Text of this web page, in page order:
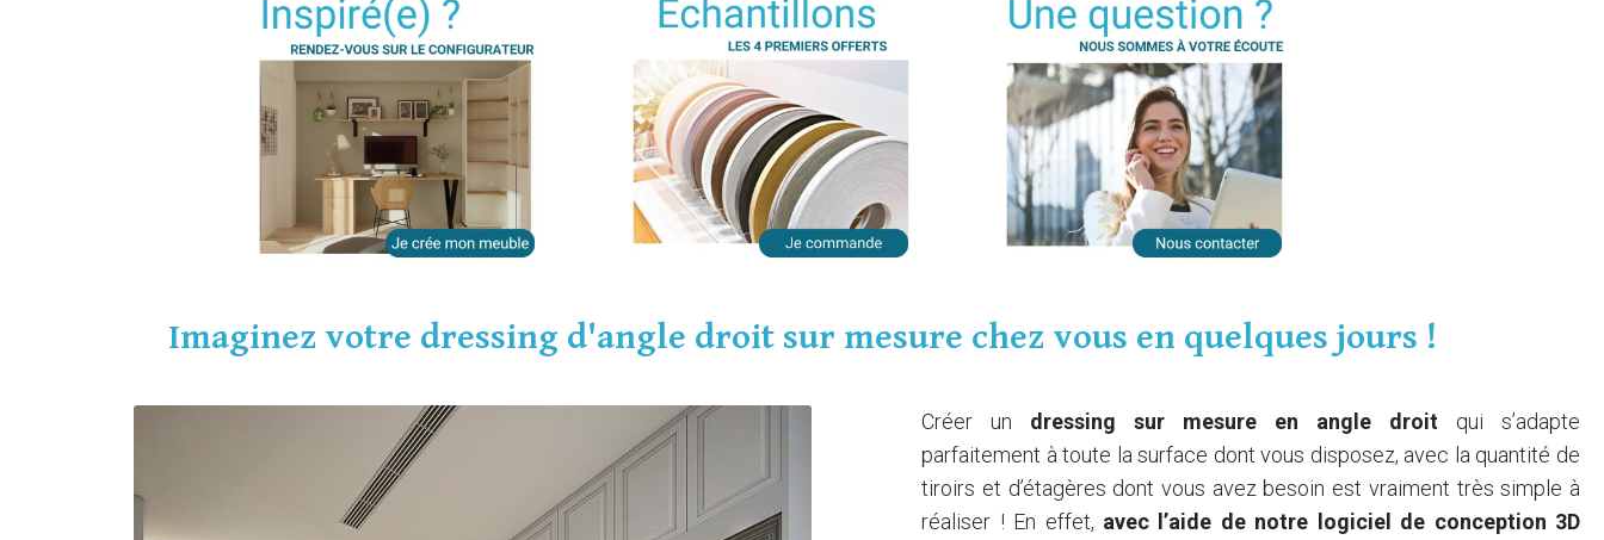
Imaginez votre dressing d'angle droit sur mesure chez vous en quelques jours !
Créer un dressing sur mesure en angle droit qui s’adapte
parfaitement à toute la surface dont vous disposez, avec la quantité de
tiroirs et d’étagères dont vous avez besoin est vraiment très simple à
réaliser ! En effet, avec l’aide de notre logiciel de conception 3D